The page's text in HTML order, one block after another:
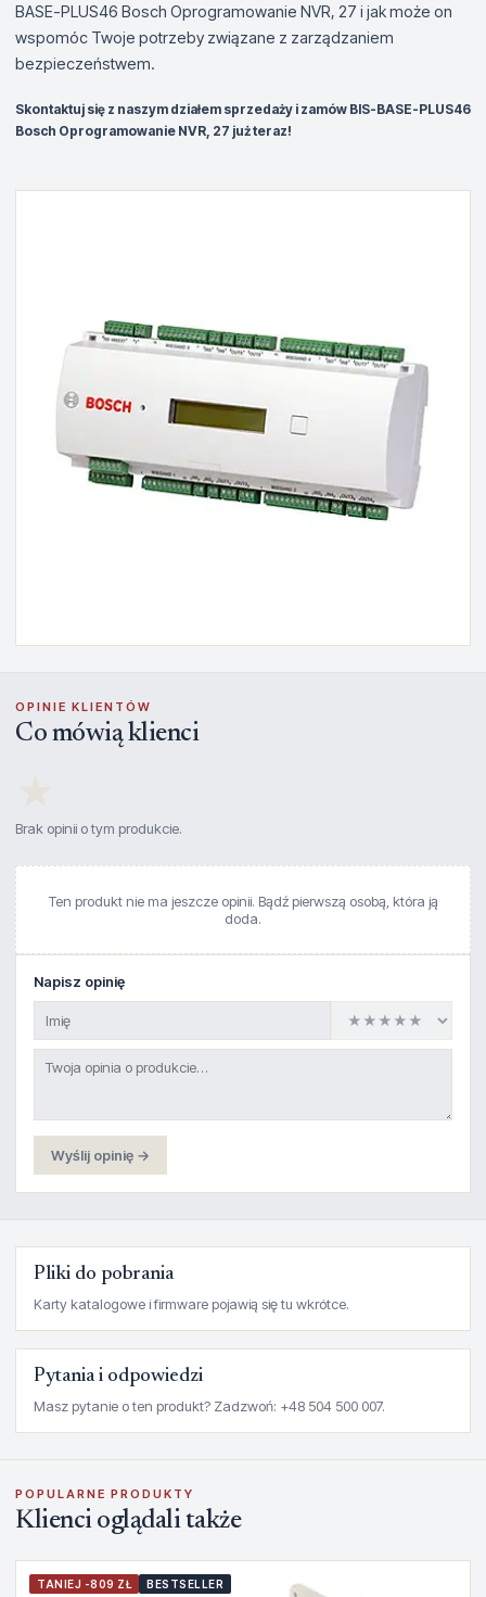
BASE-PLUS46 Bosch Oprogramowanie NVR, 27 i jak może on
wspomóc Twoje potrzeby związane z zarządzaniem
bezpieczeństwem.
Skontaktuj się z naszym działem sprzedaży i zamów BIS-BASE-PLUS46
Bosch Oprogramowanie NVR, 27 już teraz!
OPINIE KLIENTÓW
Co mówią klienci
Brak opinii o tym produkcie.
Ten produkt nie ma jeszcze opinii. Bądź pierwszą osobą, która ją
doda.
Napisz opinię
Wyślij opinię →
Pliki do pobrania
Karty katalogowe i firmware pojawią się tu wkrótce.
Pytania i odpowiedzi
Masz pytanie o ten produkt? Zadzwoń: +48 504 500 007.
POPULARNE PRODUKTY
Klienci oglądali także
TANIEJ -809 ZŁ BESTSELLER